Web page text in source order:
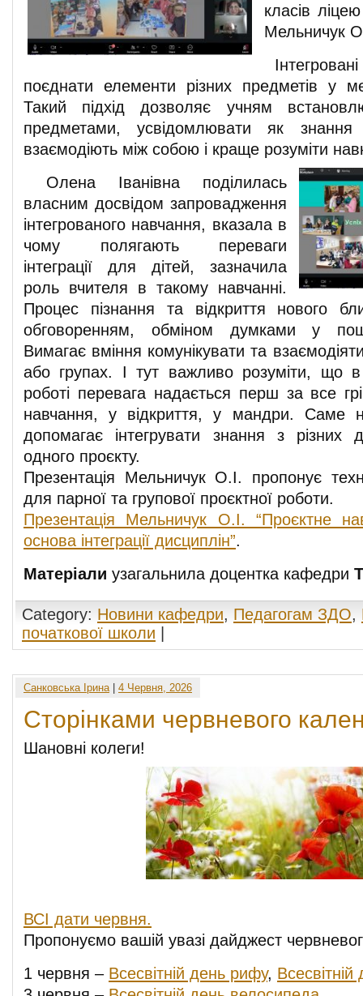
класів
Мельничук
поєднати елементи різних предметів у
Такий підхід дозволяє учням
предметами, усвідомлювати як знання
взаємодіють між собою і краще розуміти
Олена Іванівна поділилась
власним досвідом запровадження
інтегрованого навчання, вказала в
чому полягають переваги
інтеграції для дітей, зазначила
роль вчителя в такому навчанні.
Процес пізнання та відкриття нового
обговоренням, обміном думками у
Вимагає вміння комунікувати та
або групах. І тут важливо розуміти, що в
роботі перевага надається перш за все
навчання, у відкриття, у мандри. Саме
допомагає інтегрувати знання з різних
одного проєкту.
Презентація Мельничук О.І. пропонує
для парної та групової проєктної роботи.
Презентація Мельничук О.І. “Проєктне
основа інтеграції дисциплін”.
Матеріали узагальнила доцентка кафедри
Category: Новини кафедри, Педагогам ЗДО,
початкової школи
Санковська Ірина| 4 Червня, 2026
Сторінками червневого
Шановні колеги!
ВСІ дати червня.
Пропонуємо вашій увазі дайджест
1 червня – Всесвітній день рифу, Всесвітній